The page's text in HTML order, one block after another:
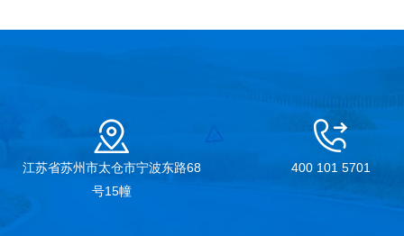
江苏省苏州市太仓市宁波东路68
号15幢
400 101 5701